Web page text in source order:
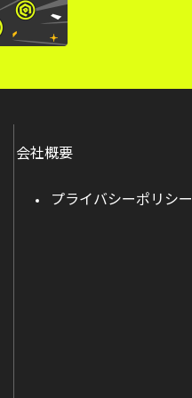
会社概要
プライバシーポリシー